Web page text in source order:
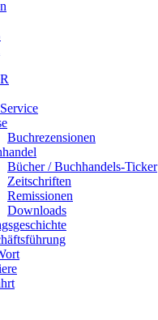
Buchrezensionen
Bücher / Buchhandels-Ticker
Zeitschriften
Remissionen
Downloads